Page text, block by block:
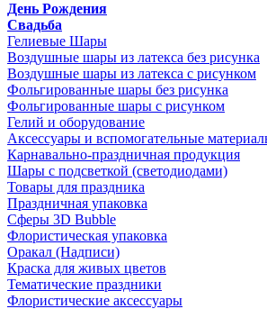
День Рождения
Свадьба
Гелиевые Шары
Воздушные шары из латекса без рисунка
Воздушные шары из латекса с рисунком
Фольгированные шары без рисунка
Фольгированные шары с рисунком
Гелий и оборудование
Аксессуары и вспомогательные
Карнавально-праздничная продукция
Шары с подсветкой (светодиодами)
Товары для праздника
Праздничная упаковка
Сферы 3D Bubble
Флористическая упаковка
Оракал (Надписи)
Краска для живых цветов
Тематические праздники
Флористические аксессуары